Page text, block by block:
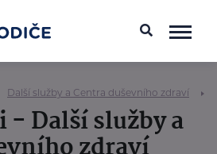
Další služby a Centra duševního zdraví
- Další služby a